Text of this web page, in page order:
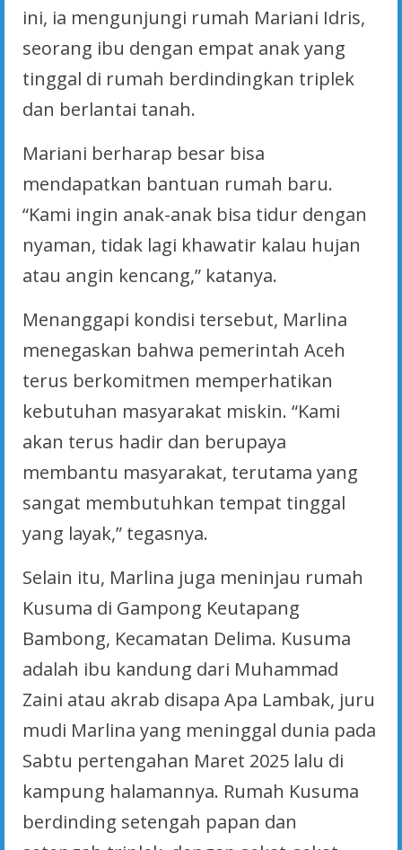
ini, ia mengunjungi rumah Mariani Idris,
seorang ibu dengan empat anak yang
tinggal di rumah berdindingkan triplek
dan berlantai tanah.
Mariani berharap besar bisa
mendapatkan bantuan rumah baru.
“Kami ingin anak-anak bisa tidur dengan
nyaman, tidak lagi khawatir kalau hujan
atau angin kencang,” katanya.
Menanggapi kondisi tersebut, Marlina
menegaskan bahwa pemerintah Aceh
terus berkomitmen memperhatikan
kebutuhan masyarakat miskin. “Kami
akan terus hadir dan berupaya
membantu masyarakat, terutama yang
sangat membutuhkan tempat tinggal
yang layak,” tegasnya.
Selain itu, Marlina juga meninjau rumah
Kusuma di Gampong Keutapang
Bambong, Kecamatan Delima. Kusuma
adalah ibu kandung dari Muhammad
Zaini atau akrab disapa Apa Lambak, juru
mudi Marlina yang meninggal dunia pada
Sabtu pertengahan Maret 2025 lalu di
kampung halamannya. Rumah Kusuma
berdinding setengah papan dan